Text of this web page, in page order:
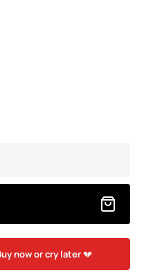
now or cry later💔